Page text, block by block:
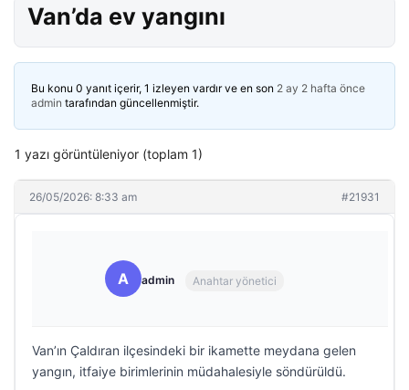
Van’da ev yangını
Bu konu 0 yanıt içerir, 1 izleyen vardır ve en son 2 ay 2 hafta önce
admin tarafından güncellenmiştir.
1 yazı görüntüleniyor (toplam 1)
26/05/2026: 8:33 am #21931
A admin Anahtar yönetici
Van’ın Çaldıran ilçesindeki bir ikamette meydana gelen
yangın, itfaiye birimlerinin müdahalesiyle söndürüldü.